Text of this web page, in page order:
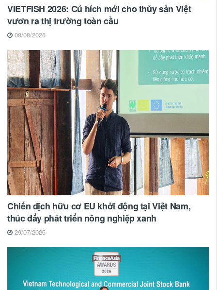
VIETFISH 2026: Cú hích mới cho thủy sản Việt
vươn ra thị trường toàn cầu
08/08/2026
Chiến dịch hữu cơ EU khởi động tại Việt Nam,
thúc đẩy phát triển nông nghiệp xanh
29/07/2026